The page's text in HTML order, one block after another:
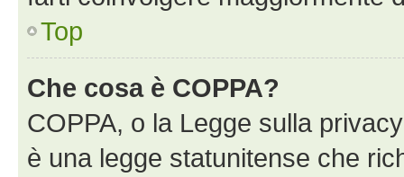
Top
Che cosa è COPPA?
COPPA, o la Legge sulla
è una legge statunitense che